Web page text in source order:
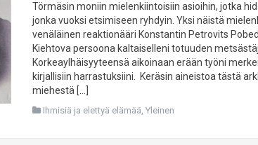
Törmäsin moniin mielenkiintoisiin asioihin, jotka
jonka vuoksi etsimiseen ryhdyin. Yksi näistä
venäläinen reaktionääri Konstantin Petrovits
Kiehtova persoona kaltaiselleni totuuden
Korkeaylhäisyyteensä aikoinaan erään työni
kirjallisiin harrastuksiini. Keräsin aineistoa tästä
miehestä […]
Ihmisiä ja elettyä elämää,Yleinen